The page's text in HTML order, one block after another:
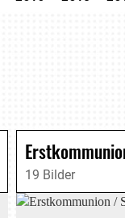
19 Bilder